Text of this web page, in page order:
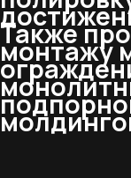
Также
монтажу